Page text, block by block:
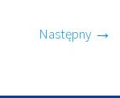
Następny